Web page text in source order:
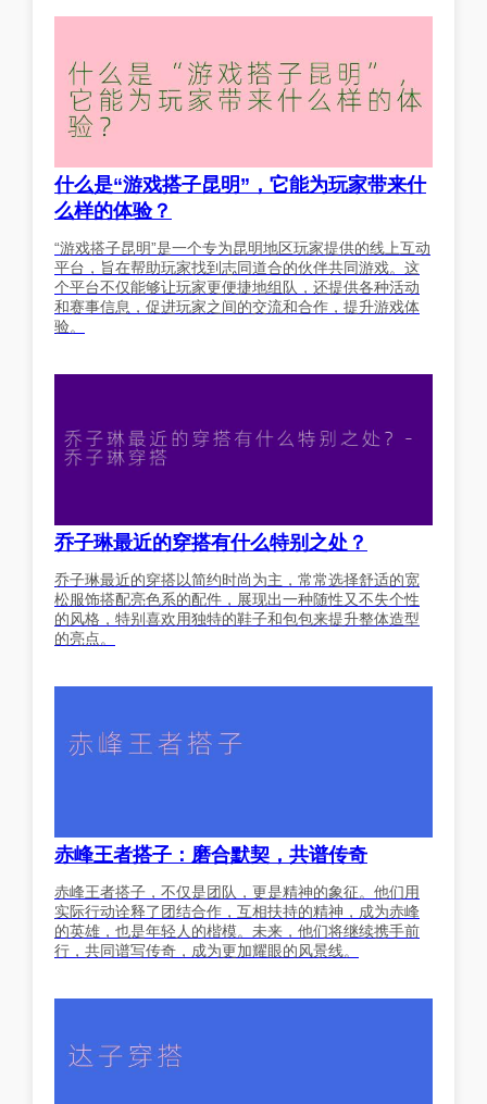
什么是“游戏搭子昆明”，它能为玩家带来什
么样的体验？
“游戏搭子昆明”是一个专为昆明地区玩家提供的线上互动
平台，旨在帮助玩家找到志同道合的伙伴共同游戏。这
个平台不仅能够让玩家更便捷地组队，还提供各种活动
和赛事信息，促进玩家之间的交流和合作，提升游戏体
验。
乔子琳最近的穿搭有什么特别之处？
乔子琳最近的穿搭以简约时尚为主，常常选择舒适的宽
松服饰搭配亮色系的配件，展现出一种随性又不失个性
的风格，特别喜欢用独特的鞋子和包包来提升整体造型
的亮点。
赤峰王者搭子：磨合默契，共谱传奇
赤峰王者搭子，不仅是团队，更是精神的象征。他们用
实际行动诠释了团结合作，互相扶持的精神，成为赤峰
的英雄，也是年轻人的楷模。未来，他们将继续携手前
行，共同谱写传奇，成为更加耀眼的风景线。